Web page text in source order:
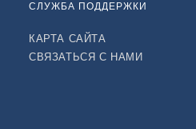
СЛУЖБА ПОДДЕРЖКИ
КАРТА САЙТА
СВЯЗАТЬСЯ С НАМИ